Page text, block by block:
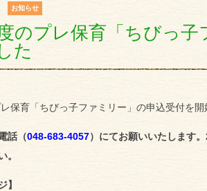
お知らせ
のプレ保育「ちびっ
た
保育「ちびっ子ファミリー」の申込受付を開
話（048-683-4057）にてお願いいたします
。
】